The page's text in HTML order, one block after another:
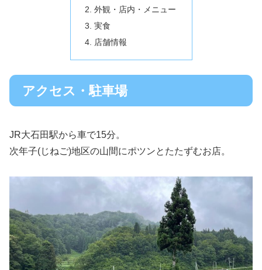
外観・店内・メニュー
実食
店舗情報
アクセス・駐車場
JR大石田駅から車で15分。
次年子(じねご)地区の山間にポツンとたたずむお店。